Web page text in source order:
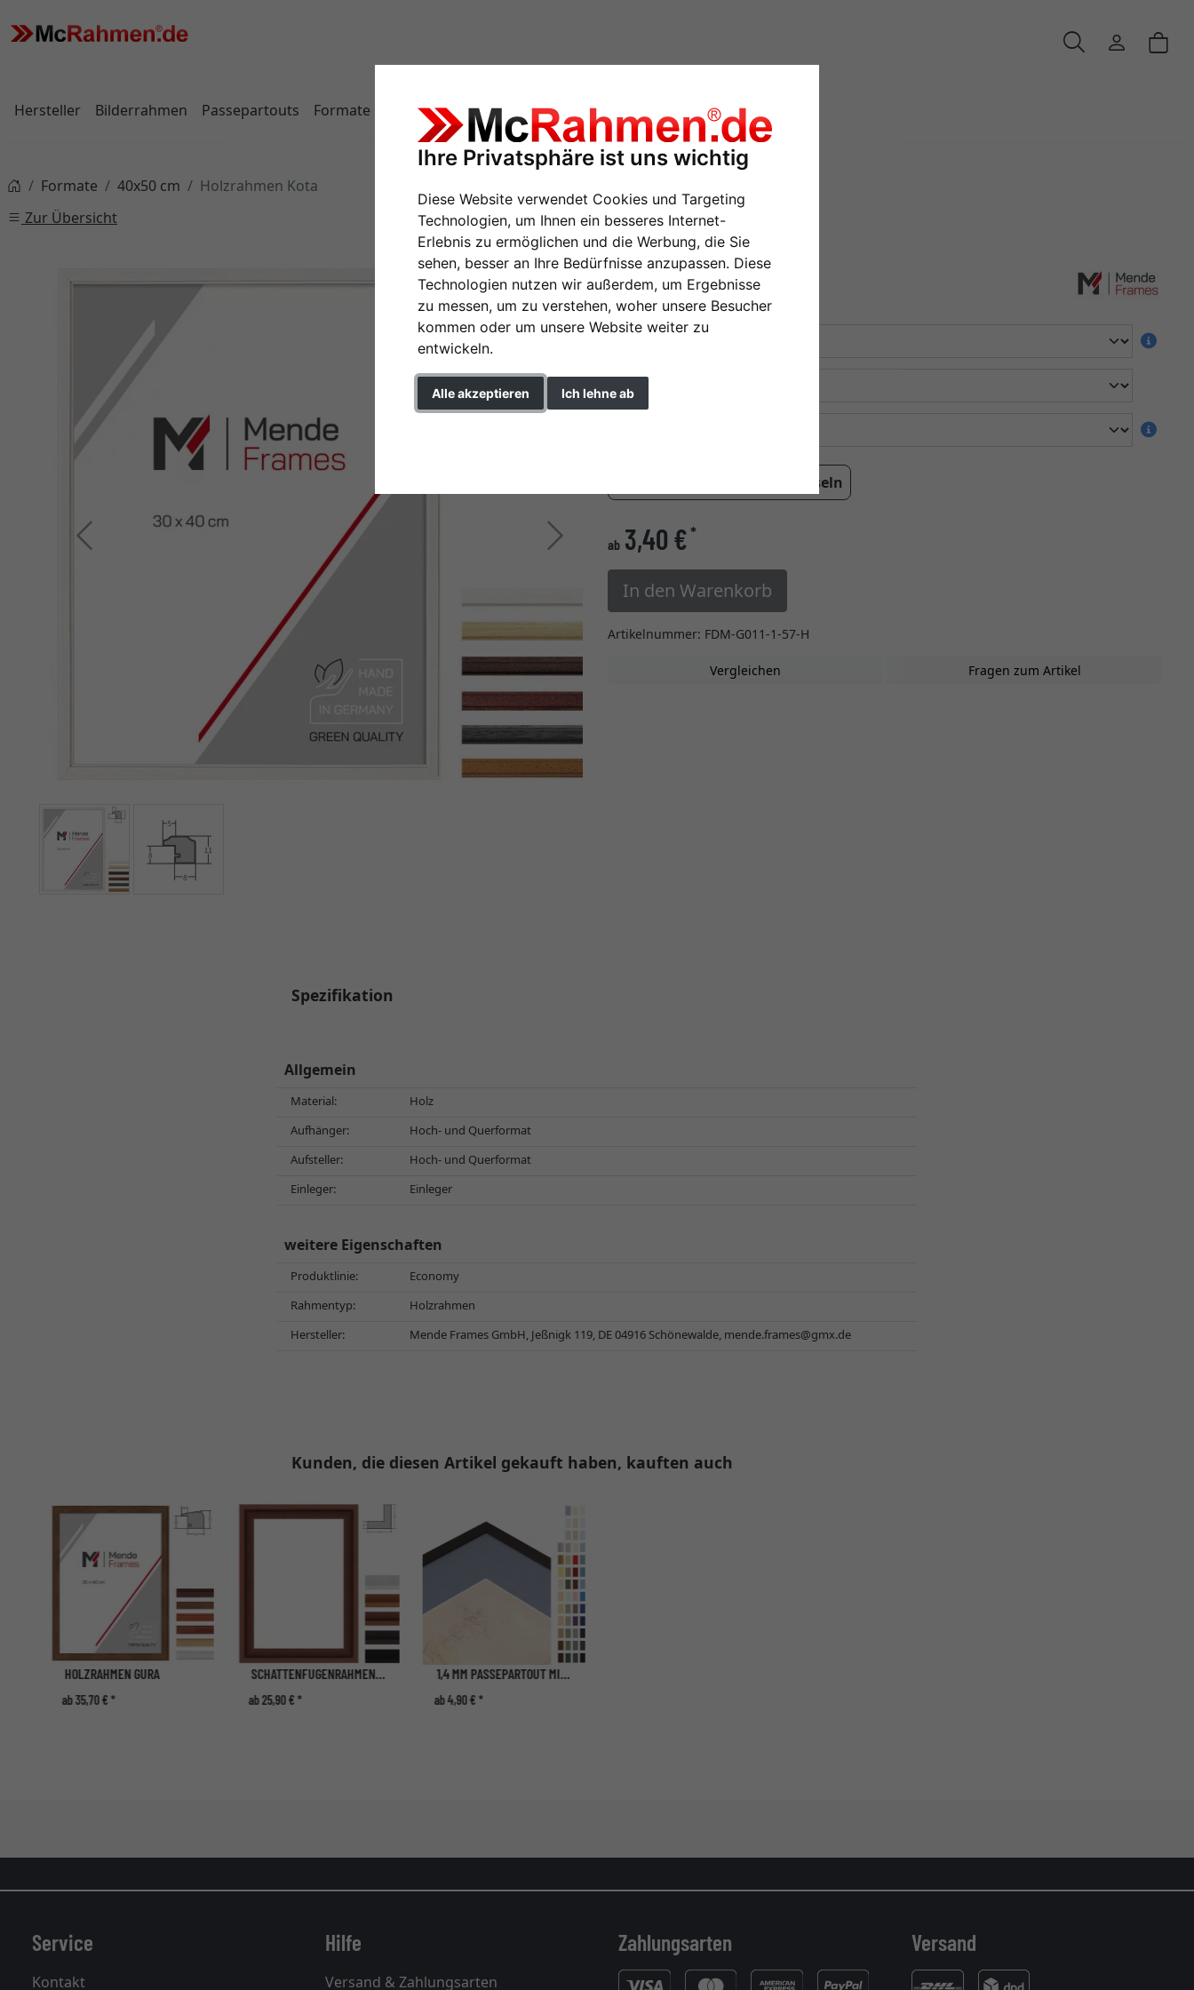
Ihre Privatsphäre ist uns wichtig
Diese Website verwendet Cookies und Targeting
Technologien, um Ihnen ein besseres Internet-
Erlebnis zu ermöglichen und die Werbung, die Sie
sehen, besser an Ihre Bedürfnisse anzupassen. Diese
Technologien nutzen wir außerdem, um Ergebnisse
zu messen, um zu verstehen, woher unsere Besucher
kommen oder um unsere Website weiter zu
entwickeln.
Alle akzeptieren Ich lehne ab
Hersteller Bilderrahmen Passepartouts Formate
Formate 40x50 cm
Holzrahmen Kota
Zur Übersicht
Zurück Weiter
Holzrahmen Kota
Farbe
» zur Maßanfertigung wechseln
ab 3,40 €*
In den Warenkorb
Artikelnummer: FDM-G011-1-57-H
Vergleichen Fragen zum Artikel
Spezifikation
Allgemein
Material:
Holz
Aufhänger:
Hoch- und Querformat
Aufsteller:
Hoch- und Querformat
Einleger:
Einleger
weitere Eigenschaften
Produktlinie:
Economy
Rahmentyp:
Holzrahmen
Hersteller:
Mende Frames GmbH, Jeßnigk 119, DE 04916 Schönewalde, mende.frames@gmx.de
Kunden, die diesen Artikel gekauft haben, kauften auch
HOLZRAHMEN GURA
ab 35,70 € *
SCHATTENFUGENRAHMEN IGUAS
ab 25,90 € *
1,4 MM PASSEPARTOUT MIT INDIVIDUELLEM AUSSCHNITT
ab 4,90 € *
Service
Kontakt
Hilfe
Versand & Zahlungsarten
Zahlungsarten Versand